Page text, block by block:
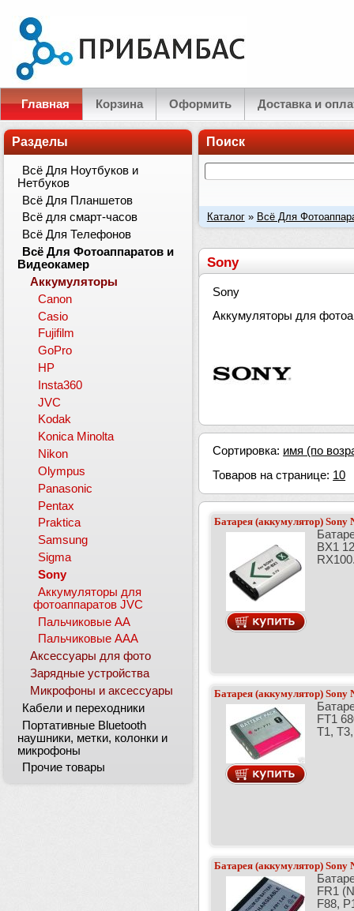
Главная Корзина Оформить Доставка и
Поиск
Каталог» Всё Для
Sony
Sony
Аккумуляторы для
Сортировка: имя (по
Товаров на странице: 10
Батарея (аккумулятор) Sony
BX1
Батарея (аккумулятор) Sony
FT1
T1,
Батарея (аккумулятор) Sony
FR1
F88,
Разделы
Всё Для Ноутбуков и
Нетбуков
Всё Для Планшетов
Всё для смарт-часов
Всё Для Телефонов
Всё Для Фотоаппаратов и
Видеокамер
Аккумуляторы
Canon
Casio
Fujifilm
GoPro
HP
Insta360
JVC
Kodak
Konica Minolta
Nikon
Olympus
Panasonic
Pentax
Praktica
Samsung
Sigma
Sony
Аккумуляторы для
фотоаппаратов JVC
Пальчиковые АА
Пальчиковые ААА
Аксессуары для фото
Зарядные устройства
Микрофоны и аксессуары
Кабели и переходники
Портативные Bluetooth
наушники, метки, колонки и
микрофоны
Прочие товары